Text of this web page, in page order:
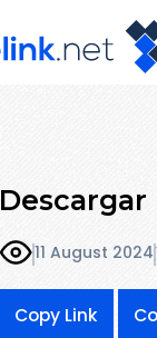
Descargar
11 August 2024
Copy Link